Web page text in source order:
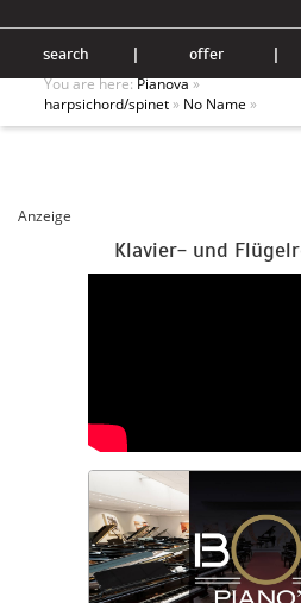
search | offer
|
You are here:Pianova»
harpsichord/spinet » No Name »
Anzeige
Klavier- und